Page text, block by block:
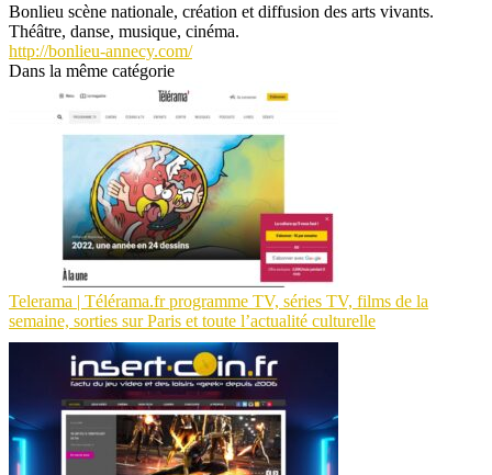
Bonlieu scène nationale, création et diffusion des arts vivants.
Théâtre, danse, musique, cinéma.
http://bonlieu-annecy.com/
Dans la même catégorie
Telerama | Télérama.fr programme TV, séries TV, films de la
semaine, sorties sur Paris et toute l’actualité culturelle